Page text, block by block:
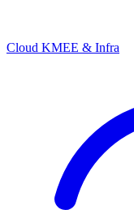
Cloud KMEE & Infra